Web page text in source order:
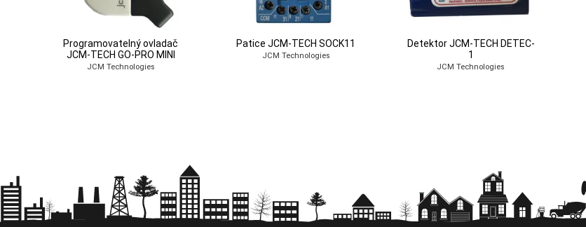
Programovatelný ovladač
JCM-TECH GO-PRO MINI
JCM Technologies
Patice JCM-TECH SOCK11
JCM Technologies
Detektor JCM-TECH DETEC-
1
JCM Technologies